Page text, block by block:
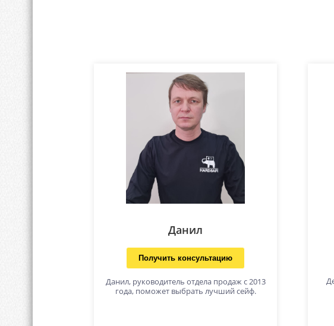
Данил
Получить консультацию
Данил, руководитель отдела продаж с 2013
года, поможет выбрать лучший сейф.